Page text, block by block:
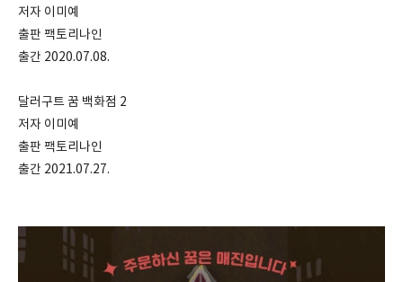
저자 이미예
출판 팩토리나인
출간 2020.07.08.
달러구트 꿈 백화점 2
저자 이미예
출판 팩토리나인
출간 2021.07.27.